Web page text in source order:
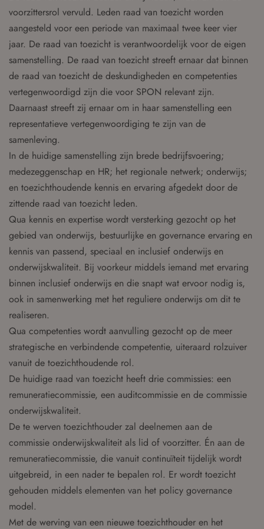
voorzittersrol vervuld. Leden raad van toezicht worden
aangesteld voor een periode van maximaal twee keer vier
jaar. De raad van toezicht is verantwoordelijk voor de eigen
samenstelling. De raad van toezicht streeft ernaar dat binnen
de raad van toezicht de deskundigheden en competenties
vertegenwoordigd zijn die voor SPON relevant zijn.
Daarnaast streeft zij ernaar om in haar samenstelling een
representatieve vertegenwoordiging te zijn van de
samenleving.
In de huidige samenstelling zijn brede bedrijfsvoering;
medezeggenschap en HR; het regionale netwerk; onderwijs;
en toezichthoudende kennis en ervaring afgedekt door de
zittende raad van toezicht leden.
Qua kennis en expertise wordt versterking gezocht op het
gebied van onderwijs, bestuurlijke en governance ervaring en
kennis van passend, speciaal en inclusief onderwijs en
onderwijskwaliteit. Bij voorkeur middels iemand met ervaring
binnen inclusief onderwijs en die snapt wat ervoor nodig is,
ook in samenwerking met het reguliere onderwijs om dit te
realiseren.
Qua competenties wordt aanvulling gezocht op de meer
strategische en verbindende competentie, uiteraard rolzuiver
vanuit de toezichthoudende rol.
De huidige raad van toezicht heeft drie commissies: een
remuneratiecommissie, een auditcommissie en de commissie
onderwijskwaliteit.
De te werven toezichthouder zal deelnemen aan de
commissie onderwijskwaliteit als lid of voorzitter. Én aan de
remuneratiecommissie, die vanuit continuïteit tijdelijk wordt
uitgebreid, in een nader te bepalen rol. Er wordt toezicht
gehouden middels elementen van het policy governance
model.
Met de werving van een nieuwe toezichthouder en het